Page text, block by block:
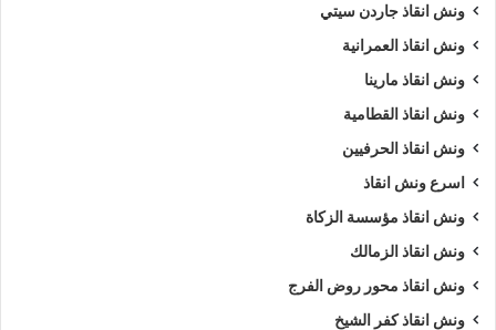
ونش انقاذ جاردن سيتي
ونش انقاذ العمرانية
ونش انقاذ مارينا
ونش انقاذ القطامية
ونش انقاذ الحرفيين
اسرع ونش انقاذ
ونش انقاذ مؤسسة الزكاة
ونش انقاذ الزمالك
ونش انقاذ محور روض الفرج
ونش انقاذ كفر الشيخ